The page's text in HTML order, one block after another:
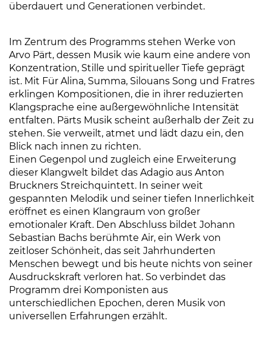
überdauert und Generationen verbindet.
Im Zentrum des Programms stehen Werke von
Arvo Pärt, dessen Musik wie kaum eine andere von
Konzentration, Stille und spiritueller Tiefe geprägt
ist. Mit Für Alina, Summa, Silouans Song und Fratres
erklingen Kompositionen, die in ihrer reduzierten
Klangsprache eine außergewöhnliche Intensität
entfalten. Pärts Musik scheint außerhalb der Zeit zu
stehen. Sie verweilt, atmet und lädt dazu ein, den
Blick nach innen zu richten.
Einen Gegenpol und zugleich eine Erweiterung
dieser Klangwelt bildet das Adagio aus Anton
Bruckners Streichquintett. In seiner weit
gespannten Melodik und seiner tiefen Innerlichkeit
eröffnet es einen Klangraum von großer
emotionaler Kraft. Den Abschluss bildet Johann
Sebastian Bachs berühmte Air, ein Werk von
zeitloser Schönheit, das seit Jahrhunderten
Menschen bewegt und bis heute nichts von seiner
Ausdruckskraft verloren hat. So verbindet das
Programm drei Komponisten aus
unterschiedlichen Epochen, deren Musik von
universellen Erfahrungen erzählt.